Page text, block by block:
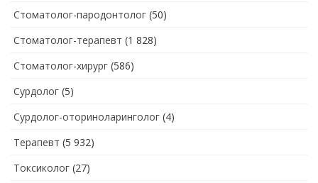
Стоматолог-пародонтолог (50)
Стоматолог-терапевт (1 828)
Стоматолог-хирург (586)
Сурдолог (5)
Сурдолог-оториноларинголог (4)
Терапевт (5 932)
Токсиколог (27)